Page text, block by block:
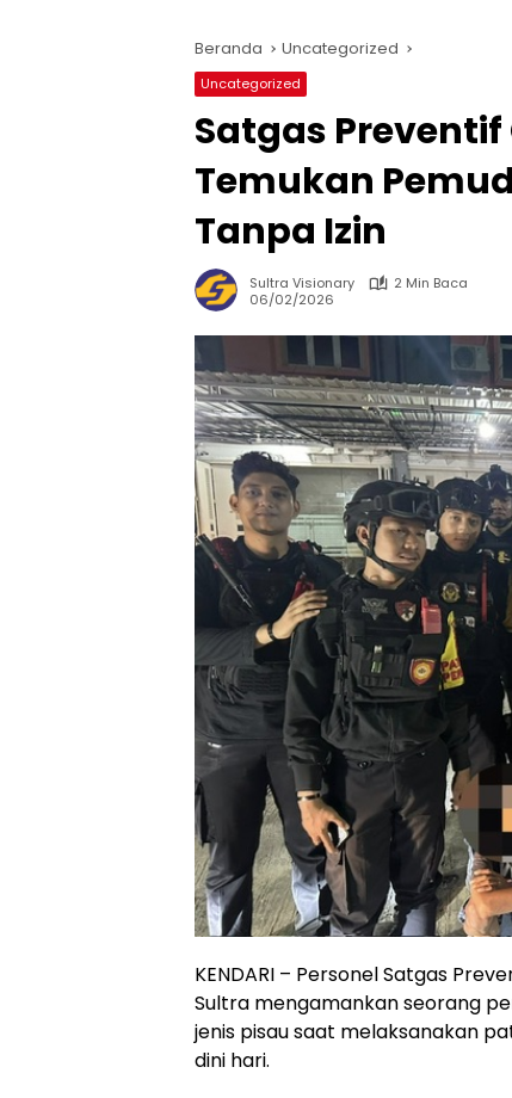
Beranda Uncategorized
Uncategorized
Satgas
Temukan
Tanpa Izin
Sultra Visionary
2 Min Baca
06/02/2026
KENDARI – Personel Satgas
Sultra mengamankan seorang
jenis pisau saat melaksanakan
dini hari.